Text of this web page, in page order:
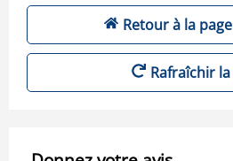
Retour à la
Rafraîchir